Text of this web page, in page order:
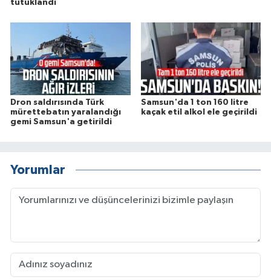
tutuklandı
Dron saldırısında Türk
mürettebatın yaralandığı
gemi Samsun'a getirildi
Samsun'da 1 ton 160 litre
kaçak etil alkol ele geçirildi
Yorumlar